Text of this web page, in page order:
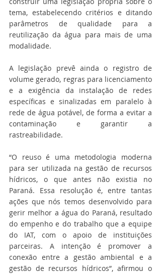
tema, estabelecendo critérios e ditando
parâmetros de qualidade para a
reutilização da água para mais de uma
modalidade.
A legislação prevê ainda o registro de
volume gerado, regras para licenciamento
e a exigência da instalação de redes
específicas e sinalizadas em paralelo à
rede de água potável, de forma a evitar a
contaminação e garantir a
rastreabilidade.
“O reuso é uma metodologia moderna
para ser utilizada na gestão de recursos
hídricos, o que antes não existia no
Paraná. Essa resolução é, entre tantas
ações que nós temos desenvolvido para
gerir melhor a água do Paraná, resultado
do empenho e do trabalho que a equipe
do IAT, com o apoio de instituições
parceiras. A intenção é promover a
conexão entre a gestão ambiental e a
gestão de recursos hídricos”, afirmou o